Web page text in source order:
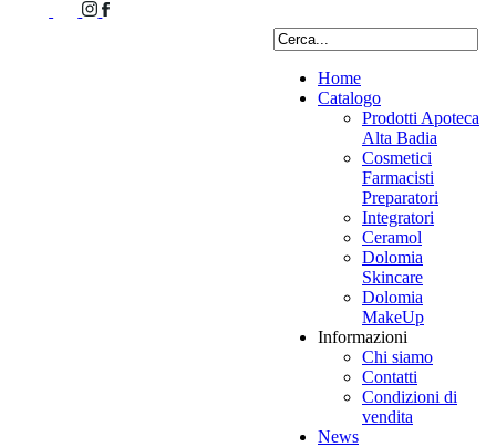
Home
Catalogo
Prodotti Apoteca
Alta Badia
Cosmetici
Farmacisti
Preparatori
Integratori
Ceramol
Dolomia
Skincare
Dolomia
MakeUp
Informazioni
Chi siamo
Contatti
Condizioni di
vendita
News